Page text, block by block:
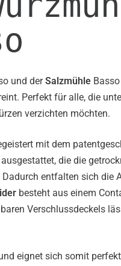
und derSalzmühleBasso
Perfekt für alle, die
verzichten möchten.
mit dem
ausgestattet, die die
entfalten sich die
besteht aus einem
Verschlussdeckels
eignet sich somit